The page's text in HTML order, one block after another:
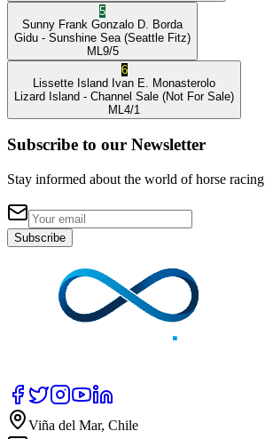
5
Sunny Frank Gonzalo D. Borda
Gidu - Sunshine Sea (Seattle Fitz)
ML 9/5
6
Lissette Island Ivan E. Monasterolo
Lizard Island - Channel Sale (Not For Sale)
ML 4/1
Subscribe to our Newsletter
Stay informed about the world of horse racing
Subscribe
Viña del Mar, Chile